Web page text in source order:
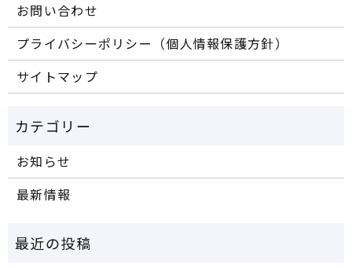
お問い合わせ
プライバシーポリシー（個人情報保護方針）
サイトマップ
お知らせ
最新情報